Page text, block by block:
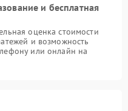
и бесплатная
оценка стоимости
и возможность
или онлайн на